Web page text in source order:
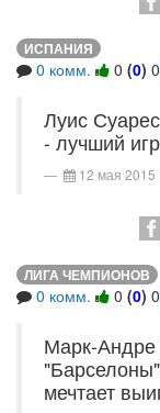
ИСПАНИЯ
0 комм. 0 (0) 0
Луис
- лучший
12 мая 2015
ЛИГА ЧЕМПИОНОВ
0 комм. 0 (0) 0
Марк-Андре
мечтает